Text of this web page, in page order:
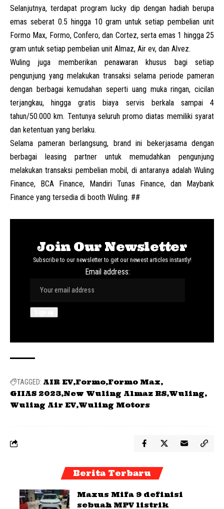
Selanjutnya, terdapat program lucky dip dengan hadiah berupa
emas seberat 0.5 hingga 10 gram untuk setiap pembelian unit
Formo Max, Formo, Confero, dan Cortez, serta emas 1 hingga 25
gram untuk setiap pembelian unit Almaz, Air ev, dan Alvez.
Wuling juga memberikan penawaran khusus bagi setiap
pengunjung yang melakukan transaksi selama periode pameran
dengan berbagai kemudahan seperti uang muka ringan, cicilan
terjangkau, hingga gratis biaya servis berkala sampai 4
tahun/50.000 km. Tentunya seluruh promo diatas memiliki syarat
dan ketentuan yang berlaku.
Selama pameran berlangsung, brand ini bekerjasama dengan
berbagai leasing partner untuk memudahkan pengunjung
melakukan transaksi pembelian mobil, di antaranya adalah Wuling
Finance, BCA Finance, Mandiri Tunas Finance, dan Maybank
Finance yang tersedia di booth Wuling. ##
Join Our Newsletter
Subscribe to our newsletter to get our newest articles instantly!
Email address:
TAGGED: AIR EV Formo Formo Max
GIIAS 2023 New Wuling Almaz RS Wuling
Wuling Air EV Wuling Motors
Berita Terbaru
Maxus Mifa 9 definisi
sebuah MPV listrik